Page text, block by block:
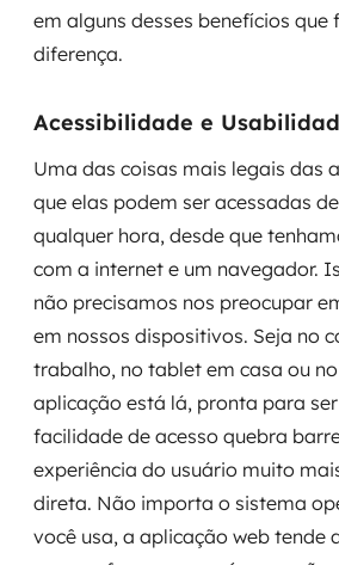
em alguns desses benefícios que
diferença.
Acessibilidade e
Uma das coisas mais legais das
que elas podem ser acessadas
qualquer hora, desde que
com a internet e um navegador.
não precisamos nos preocupar
em nossos dispositivos. Seja no
trabalho, no tablet em casa ou
aplicação está lá, pronta para
facilidade de acesso quebra
experiência do usuário muito
direta. Não importa o sistema
você usa, a aplicação web tende